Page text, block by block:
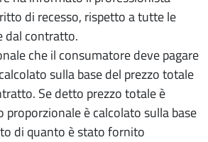
di recesso, rispetto a tutte le
dal contratto.
che il consumatore deve pagare
sulla base del prezzo totale
Se detto prezzo totale è
proporzionale è calcolato sulla base
di quanto è stato fornito